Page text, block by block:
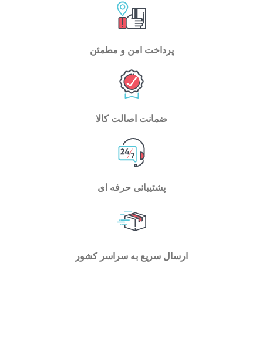
پرداخت امن و مطمئن
ضمانت اصالت کالا
پشتیبانی حرفه ای
ارسال سریع به سراسر کشور